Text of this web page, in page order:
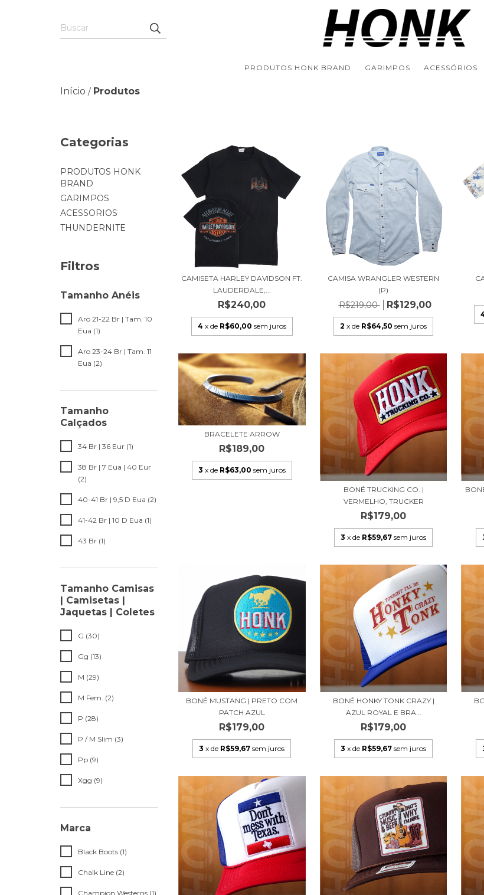
PRODUTOS HONK BRAND GARIMPOS ACESSÓRIOS
Início / Produtos
Categorias
PRODUTOS HONK
BRAND
GARIMPOS
ACESSORIOS
THUNDERNITE
Filtros
Tamanho Anéis
Aro 21-22 Br | Tam. 10
Eua (1)
Aro 23-24 Br | Tam. 11
Eua (2)
Tamanho
Calçados
34 Br | 36 Eur (1)
38 Br | 7 Eua | 40 Eur
(2)
40-41 Br | 9,5 D Eua (2)
41-42 Br | 10 D Eua (1)
43 Br (1)
Tamanho Camisas
| Camisetas |
Jaquetas | Coletes
G (30)
Gg (13)
M (29)
M Fem. (2)
P (28)
P / M Slim (3)
Pp (9)
Xgg (9)
Marca
Black Boots (1)
Chalk Line (2)
Champion Westerns (1)
CAMISETA HARLEY DAVIDSON FT.
LAUDERDALE,...
R$240,00
4 x de R$60,00 sem juros
CAMISA WRANGLER WESTERN
(P)
R$219,00 R$129,00
2 x de R$64,50 sem juros
BRACELETE ARROW
R$189,00
3 x de R$63,00 sem juros
BONÉ TRUCKING CO. |
VERMELHO, TRUCKER
R$179,00
3 x de R$59,67 sem juros
BONÉ MUSTANG | PRETO COM
PATCH AZUL
R$179,00
3 x de R$59,67 sem juros
BONÉ HONKY TONK CRAZY |
AZUL ROYAL E BRA...
R$179,00
3 x de R$59,67 sem juros